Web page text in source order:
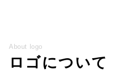
About logo
ロゴについて